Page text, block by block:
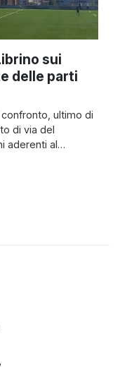
sui
delle parti
confronto, ultimo di
di via del
aderenti al
Vallone Acquicella,